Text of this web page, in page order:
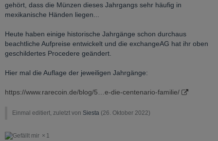
gehört, dass die Münzen dieses Jahrgangs sehr häufig in
mexikanische Händen liegen...
Heute haben einige historische Jahrgänge schon durchaus
beachtliche Aufpreise entwickelt und die exchangeAG hat ihr oben
geschildertes Procedere geändert.
Hier mal die Auflage der jeweiligen Jahrgänge:
https://www.rarecoin.de/blog/5…e-die-centenario-familie/
Einmal editiert, zuletzt von Siesta (26. Oktober 2022)
1